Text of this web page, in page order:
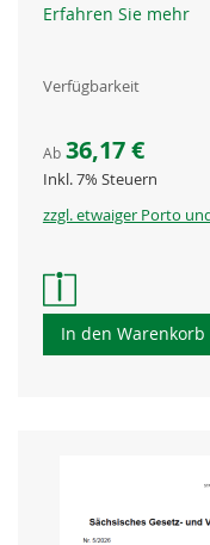
Erfahren Sie mehr
Verfügbarkeit
Ab 36,17 €
Inkl. 7% Steuern
zzgl. etwaiger Porto
In den Warenkorb